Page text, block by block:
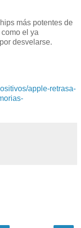
más potentes de
el ya
desvelarse.
apple-retrasa-